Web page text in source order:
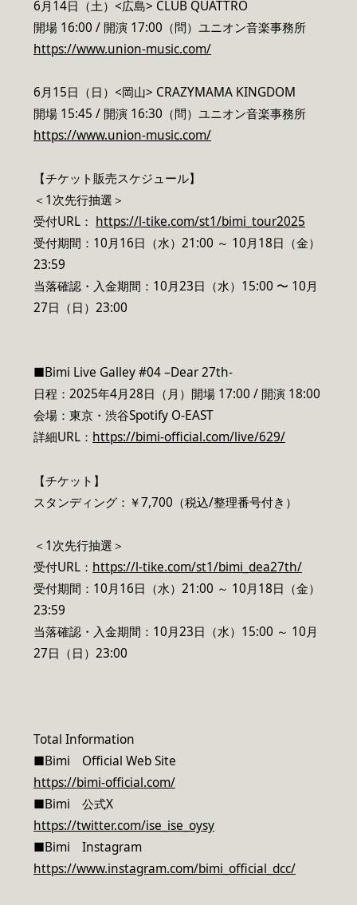
6月14日（土）<広島> CLUB QUATTRO
開場 16:00 / 開演 17:00（問）ユニオン音楽事務所
https://www.union-music.com/
6月15日（日）<岡山> CRAZYMAMA KINGDOM
開場 15:45 / 開演 16:30（問）ユニオン音楽事務所
https://www.union-music.com/
【チケット販売スケジュール】
＜1次先行抽選＞
受付URL： https://l-tike.com/st1/bimi_tour2025
受付期間：10月16日（水）21:00 ～ 10月18日（金）
23:59
当落確認・入金期間：10月23日（水）15:00 〜 10月
27日（日）23:00
■Bimi Live Galley #04 –Dear 27th-
日程：2025年4月28日（月）開場 17:00 / 開演 18:00
会場：東京・渋谷Spotify O-EAST
詳細URL： https://bimi-official.com/live/629/
【チケット】
スタンディング：￥7,700（税込/整理番号付き）
＜1次先行抽選＞
受付URL： https://l-tike.com/st1/bimi_dea27th/
受付期間：10月16日（水）21:00 ～ 10月18日（金）
23:59
当落確認・入金期間：10月23日（水）15:00 ～ 10月
27日（日）23:00
Total Information
■Bimi Official Web Site
https://bimi-official.com/
■Bimi 公式X
https://twitter.com/ise_ise_oysy
■Bimi Instagram
https://www.instagram.com/bimi_official_dcc/